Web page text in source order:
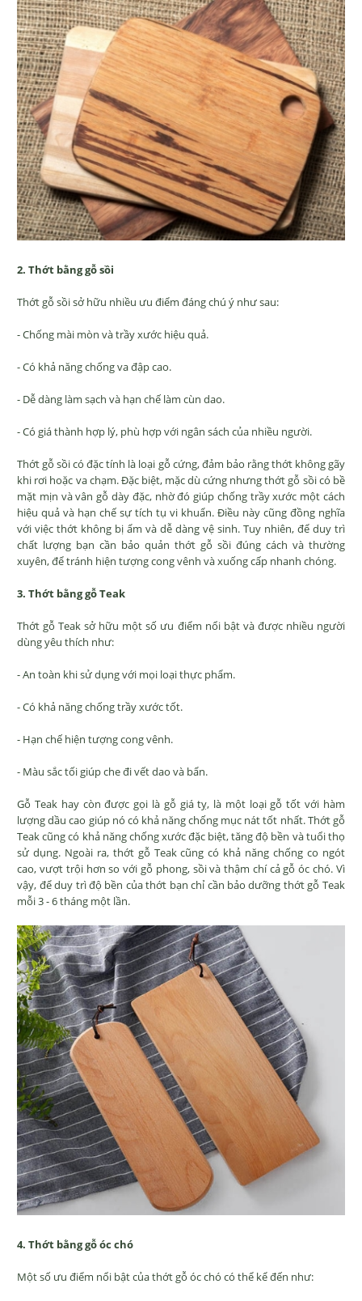
2. Thớt bằng gỗ sồi
Thớt gỗ sồi sở hữu nhiều ưu điểm đáng chú ý như sau:
- Chống mài mòn và trầy xước hiệu quả.
- Có khả năng chống va đập cao.
- Dễ dàng làm sạch và hạn chế làm cùn dao.
- Có giá thành hợp lý, phù hợp với ngân sách của nhiều người.
Thớt gỗ sồi có đặc tính là loại gỗ cứng, đảm bảo rằng thớt không gãy
khi rơi hoặc va chạm. Đặc biệt, mặc dù cứng nhưng thớt gỗ sồi có bề
mặt mịn và vân gỗ dày đặc, nhờ đó giúp chống trầy xước một cách
hiệu quả và hạn chế sự tích tụ vi khuẩn. Điều này cũng đồng nghĩa
với việc thớt không bị ẩm và dễ dàng vệ sinh. Tuy nhiên, để duy trì
chất lượng bạn cần bảo quản thớt gỗ sồi đúng cách và thường
xuyên, để tránh hiện tượng cong vênh và xuống cấp nhanh chóng.
3. Thớt bằng gỗ Teak
Thớt gỗ Teak sở hữu một số ưu điểm nổi bật và được nhiều người
dùng yêu thích như:
- An toàn khi sử dụng với mọi loại thực phẩm.
- Có khả năng chống trầy xước tốt.
- Hạn chế hiện tượng cong vênh.
- Màu sắc tối giúp che đi vết dao và bẩn.
Gỗ Teak hay còn được gọi là gỗ giá tỵ, là một loại gỗ tốt với hàm
lượng dầu cao giúp nó có khả năng chống mục nát tốt nhất. Thớt gỗ
Teak cũng có khả năng chống xước đặc biệt, tăng độ bền và tuổi thọ
sử dụng. Ngoài ra, thớt gỗ Teak cũng có khả năng chống co ngót
cao, vượt trội hơn so với gỗ phong, sồi và thậm chí cả gỗ óc chó. Vì
vậy, để duy trì độ bền của thớt bạn chỉ cần bảo dưỡng thớt gỗ Teak
mỗi 3 - 6 tháng một lần.
4. Thớt bằng gỗ óc chó
Một số ưu điểm nổi bật của thớt gỗ óc chó có thể kể đến như: